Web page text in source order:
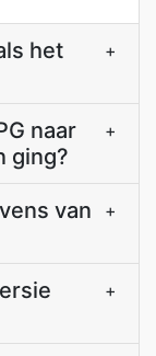
het
+
naar
ging?
+
van
+
+